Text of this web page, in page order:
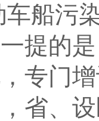
船污
提的
专门
、设